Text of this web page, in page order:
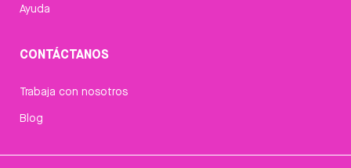
Ayuda
CONTÁCTANOS
Trabaja con nosotros
Blog